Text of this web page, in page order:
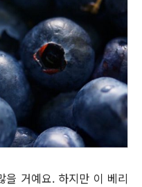
을 거예요. 하지만 이 베리